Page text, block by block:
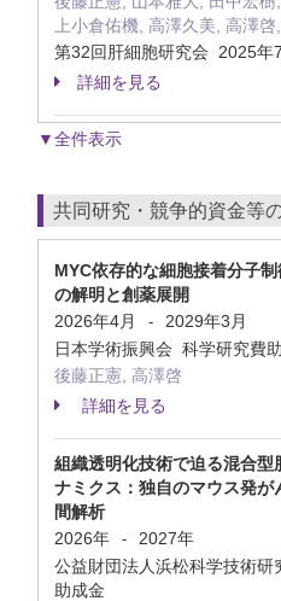
上小倉佑機, 高澤久美, 高澤啓
第32回肝細胞研究会 2025年
詳細を見る
▼全件表示
共同研究・競争的資金等
MYC依存的な細胞接着分子
の解明と創薬展開
2026年4月
-
2029年3月
日本学術振興会 科学研究費
後藤正憲, 高澤啓
詳細を見る
組織透明化技術で迫る混合型
ナミクス：独自のマウス発
間解析
2026年
-
2027年
公益財団法人浜松科学技術
助成金